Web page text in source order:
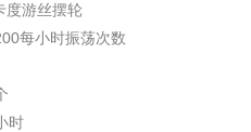
度游丝摆轮
每小时振荡次数
时